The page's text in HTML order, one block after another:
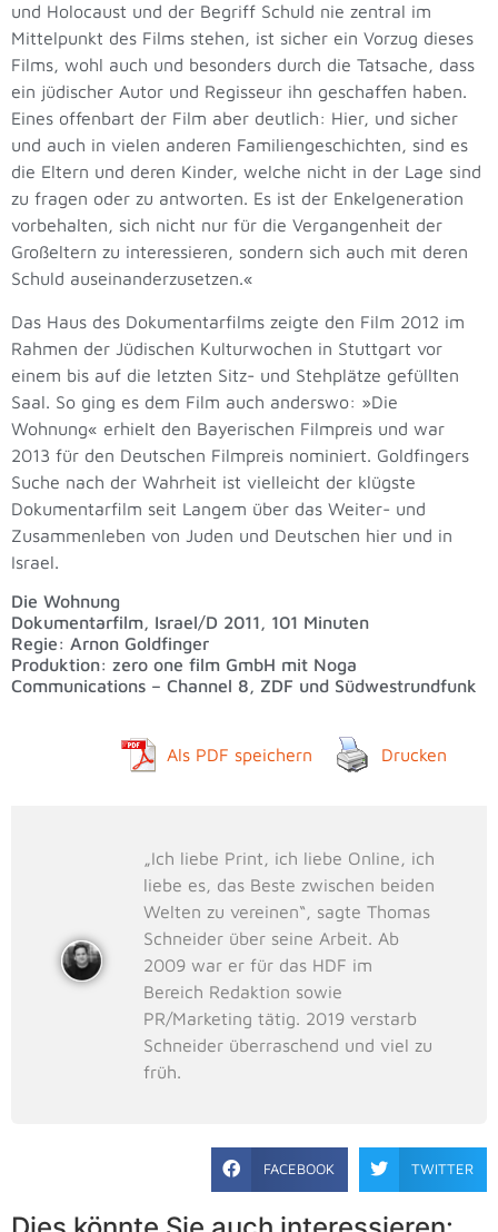
und Holocaust und der Begriff Schuld nie zentral im
Mittelpunkt des Films stehen, ist sicher ein Vorzug dieses
Films, wohl auch und besonders durch die Tatsache, dass
ein jüdischer Autor und Regisseur ihn geschaffen haben.
Eines offenbart der Film aber deutlich: Hier, und sicher
und auch in vielen anderen Familiengeschichten, sind es
die Eltern und deren Kinder, welche nicht in der Lage sind
zu fragen oder zu antworten. Es ist der Enkelgeneration
vorbehalten, sich nicht nur für die Vergangenheit der
Großeltern zu interessieren, sondern sich auch mit deren
Schuld auseinanderzusetzen.«
Das Haus des Dokumentarfilms zeigte den Film 2012 im
Rahmen der Jüdischen Kulturwochen in Stuttgart vor
einem bis auf die letzten Sitz- und Stehplätze gefüllten
Saal. So ging es dem Film auch anderswo: »Die
Wohnung« erhielt den Bayerischen Filmpreis und war
2013 für den Deutschen Filmpreis nominiert. Goldfingers
Suche nach der Wahrheit ist vielleicht der klügste
Dokumentarfilm seit Langem über das Weiter- und
Zusammenleben von Juden und Deutschen hier und in
Israel.
Die Wohnung
Dokumentarfilm, Israel/D 2011, 101 Minuten
Regie: Arnon Goldfinger
Produktion: zero one film GmbH mit Noga
Communications – Channel 8, ZDF und Südwestrundfunk
Als PDF speichern Drucken
„Ich liebe Print, ich liebe Online, ich
liebe es, das Beste zwischen beiden
Welten zu vereinen“, sagte Thomas
Schneider über seine Arbeit. Ab
2009 war er für das HDF im
Bereich Redaktion sowie
PR/Marketing tätig. 2019 verstarb
Schneider überraschend und viel zu
früh.
FACEBOOK TWITTER